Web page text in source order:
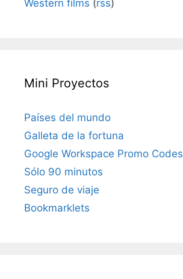
Western films (rss)
Mini Proyectos
Países del mundo
Galleta de la fortuna
Google Workspace Promo Codes
Sólo 90 minutos
Seguro de viaje
Bookmarklets